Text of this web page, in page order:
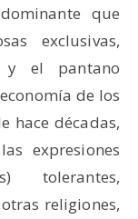
que
exclusivas,
y el pantano
de los
hace décadas,
expresiones
tolerantes,
religiones,